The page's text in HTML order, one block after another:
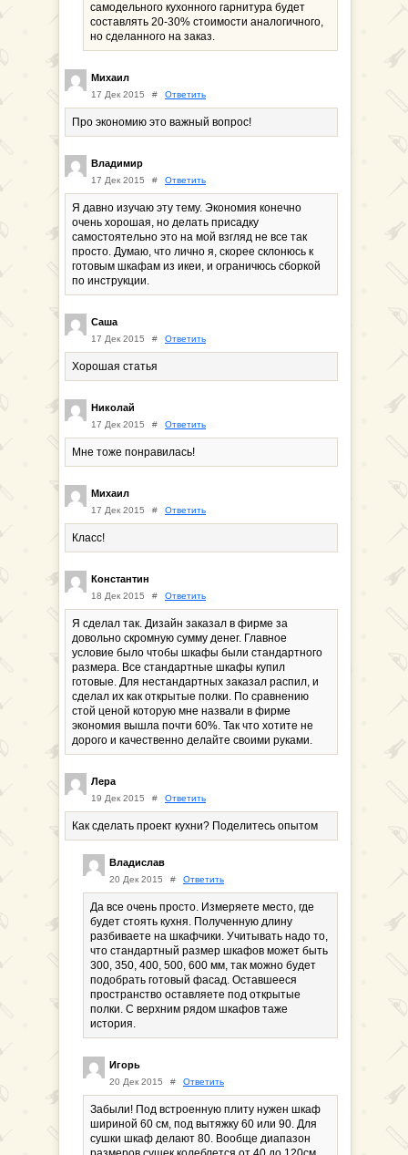
самодельного кухонного гарнитура будет
составлять 20-30% стоимости аналогичного,
но сделанного на заказ.
Михаил
17 Дек 2015 # Ответить
Про экономию это важный вопрос!
Владимир
17 Дек 2015 # Ответить
Я давно изучаю эту тему. Экономия конечно
очень хорошая, но делать присадку
самостоятельно это на мой взгляд не все так
просто. Думаю, что лично я, скорее склонюсь к
готовым шкафам из икеи, и ограничюсь сборкой
по инструкции.
Саша
17 Дек 2015 # Ответить
Хорошая статья
Николай
17 Дек 2015 # Ответить
Мне тоже понравилась!
Михаил
17 Дек 2015 # Ответить
Класс!
Константин
18 Дек 2015 # Ответить
Я сделал так. Дизайн заказал в фирме за
довольно скромную сумму денег. Главное
условие было чтобы шкафы были стандартного
размера. Все стандартные шкафы купил
готовые. Для нестандартных заказал распил, и
сделал их как открытые полки. По сравнению
стой ценой которую мне назвали в фирме
экономия вышла почти 60%. Так что хотите не
дорого и качественно делайте своими руками.
Лера
19 Дек 2015 # Ответить
Как сделать проект кухни? Поделитесь опытом
Владислав
20 Дек 2015 # Ответить
Да все очень просто. Измеряете место, где
будет стоять кухня. Полученную длину
разбиваете на шкафчики. Учитывать надо то,
что стандартный размер шкафов может быть
300, 350, 400, 500, 600 мм, так можно будет
подобрать готовый фасад. Оставшееся
пространство оставляете под открытые
полки. С верхним рядом шкафов таже
история.
Игорь
20 Дек 2015 # Ответить
Забыли! Под встроенную плиту нужен шкаф
шириной 60 см, под вытяжку 60 или 90. Для
сушки шкаф делают 80. Вообще диапазон